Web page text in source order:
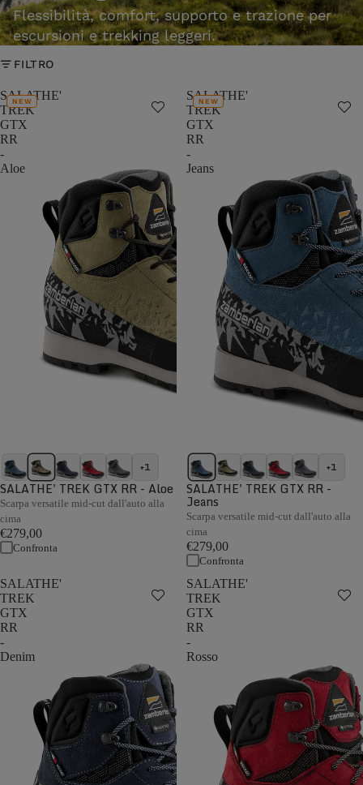
Flessibilità, comfort, supporto e trazione per
escursioni e trekking leggeri.
FILTRO
SALATHE'
TREK
GTX
RR
-
Aloe
NEW
+1
SALATHE' TREK GTX RR - Aloe
Scarpa versatile mid-cut dall'auto alla
cima
€279,00
Confronta
SALATHE'
TREK
GTX
RR
-
Jeans
NEW
+1
SALATHE' TREK GTX RR -
Jeans
Scarpa versatile mid-cut dall'auto alla
cima
€279,00
Confronta
SALATHE'
TREK
GTX
RR
-
Denim
SALATHE'
TREK
GTX
RR
-
Rosso